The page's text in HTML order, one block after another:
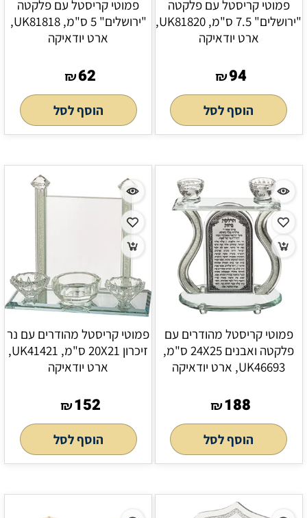
פמוטי קריסטל עם פלקטה
"ירושלים" 7.5 ס"מ, UK81820,
ארט יודאיקה
₪94
הוסף לסל
פמוטי קריסטל עם פלקטה
"ירושלים" 5 ס"מ, UK81818,
ארט יודאיקה
₪62
הוסף לסל
פמוטי קריסטל מהודרים עם
פלקטה ואבנים 24X25 ס"מ,
UK46693, ארט יודאיקה
₪188
הוסף לסל
פמוטי קריסטל מהודרים עם נר
זיכרון 20X21 ס"מ, UK41421,
ארט יודאיקה
₪152
הוסף לסל